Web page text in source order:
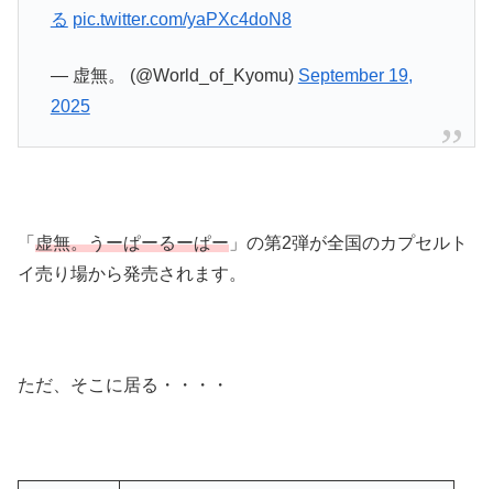
る pic.twitter.com/yaPXc4doN8
— 虚無。 (@World_of_Kyomu) September 19,
2025
「 虚無。うーぱーるーぱー 」の第2弾が全国のカプセルト
イ売り場から発売されます。
ただ、そこに居る・・・・